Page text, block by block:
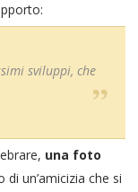
sviluppi, che
una foto
un’amicizia che si